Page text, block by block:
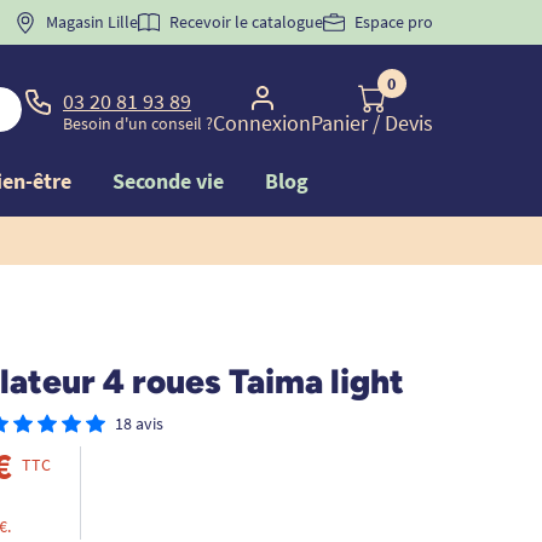
BIENVENUE" pourla 1ère commande d'incontinence
Magasin Lille Recevoir le catalogue Espace pro
03 20 81 93 89
Besoin d'un conseil ?Connexion
0
Panier/ Devis
être Seconde vie Blog
4 roues Taima light
18 avis
TTC